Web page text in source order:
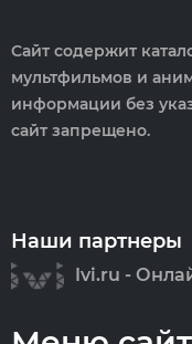
Сайт содержит
мультфильмов и
информации без
сайт запрещено.
Наши партнеры
Ivi.ru -